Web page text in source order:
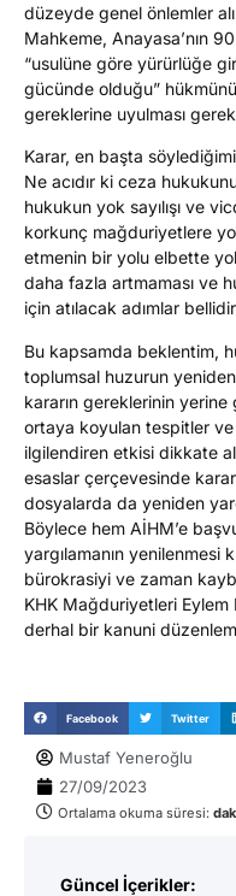
düzeyde genel önlemler
Mahkeme, Anayasa’nın
“usulüne göre yürürlüğe
gücünde olduğu”
gereklerine uyulması
Karar, en başta
Ne acıdır ki ceza
hukukun yok sayılışı ve
korkunç mağduriyetlere
etmenin bir yolu elbette
daha fazla artmaması ve
için atılacak adımlar
Bu kapsamda beklentim,
toplumsal huzurun
kararın gereklerinin
ortaya koyulan tespitler ve
ilgilendiren etkisi dikkate
esaslar çerçevesinde
dosyalarda da yeniden
Böylece hem AİHM’e
yargılamanın yenilenmesi
bürokrasiyi ve zaman
KHK Mağduriyetleri Eylem
derhal bir kanuni
Facebook Twitter
Mustaf Yeneroğlu
27/09/2023
Ortalama okuma süresi:
Güncel İçerikler: